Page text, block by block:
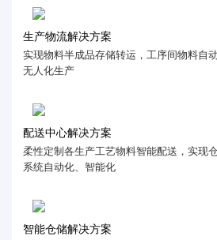
生产物流解决方案
实现物料半成品存储转运，工序间物料自动
无人化生产
配送中心解决方案
柔性定制各生产工艺物料智能配送，实现仓
系统自动化、智能化
智能仓储解决方案